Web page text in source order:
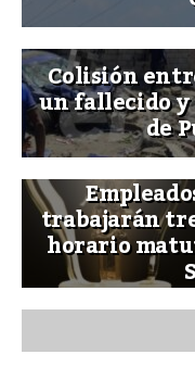
Colisión
un fallecido
de
trabajarán
horario